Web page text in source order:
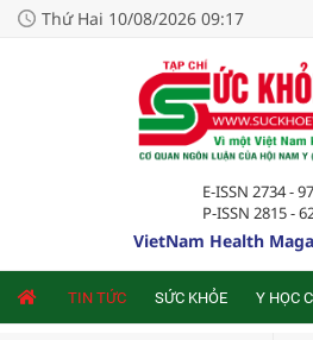
Thứ Hai 10/08/2026 09:17
E-ISSN 2734 -
P-ISSN 2815 -
VietNam Health
TIN TỨC SỨC KHỎE Y HỌC